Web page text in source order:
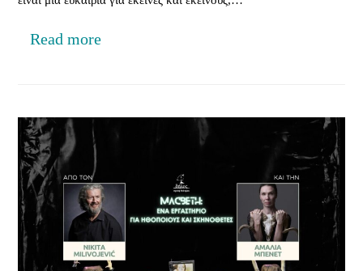
Read more